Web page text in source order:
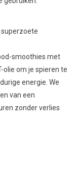
superzoete
smoothies met
om je spieren te
energie. We
van een
zonder verlies